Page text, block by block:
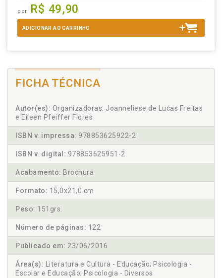
por R$ 49,90
ADICIONAR AO CARRINHO
FICHA TÉCNICA
Autor(es): Organizadoras: Joanneliese de Lucas Freitas
e Eileen Pfeiffer Flores
ISBN v. impressa: 978853625922-2
ISBN v. digital: 978853625951-2
Acabamento: Brochura
Formato: 15,0x21,0 cm
Peso: 151grs.
Número de páginas: 122
Publicado em: 23/06/2016
Área(s): Literatura e Cultura - Educação; Psicologia -
Escolar e Educação; Psicologia - Diversos